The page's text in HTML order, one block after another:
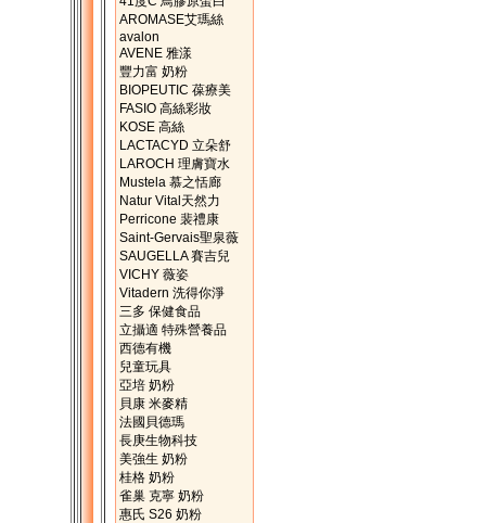
AROMASE艾瑪絲
avalon
AVENE 雅漾
豐力富 奶粉
BIOPEUTIC 葆療美
FASIO 高絲彩妝
KOSE 高絲
LACTACYD 立朵舒
LAROCH 理膚寶水
Mustela 慕之恬廊
Natur Vital天然力
Perricone 裴禮康
Saint-Gervais聖泉薇
SAUGELLA 賽吉兒
VICHY 薇姿
Vitadern 洗得你淨
三多 保健食品
立攝適 特殊營養品
西德有機
兒童玩具
亞培 奶粉
貝康 米麥精
法國貝德瑪
長庚生物科技
美強生 奶粉
桂格 奶粉
雀巢 克寧 奶粉
惠氏 S26 奶粉